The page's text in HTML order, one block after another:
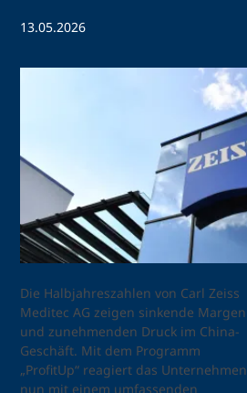
13.05.2026
Die Halbjahreszahlen von Carl Zeiss
Meditec AG zeigen sinkende Margen
und zunehmenden Druck im China-
Geschäft. Mit dem Programm
„ProfitUp“ reagiert das Unternehmen
nun mit einem umfassenden